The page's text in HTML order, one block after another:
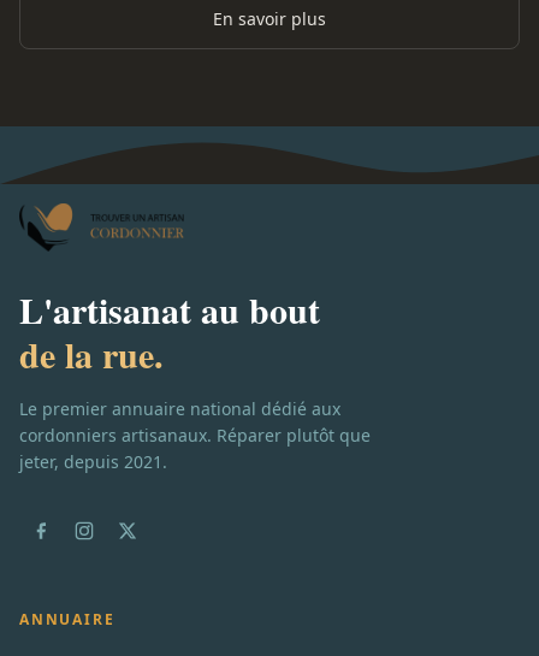
En savoir plus
L'artisanat au bout
de la rue.
Le premier annuaire national dédié aux
cordonniers artisanaux. Réparer plutôt que
jeter, depuis 2021.
ANNUAIRE